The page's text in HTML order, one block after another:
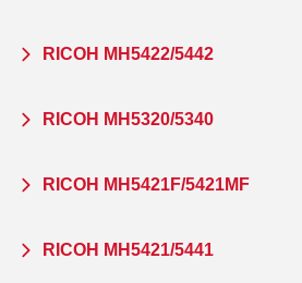
RICOH MH5422/5442
RICOH MH5320/5340
RICOH MH5421F/5421MF
RICOH MH5421/5441